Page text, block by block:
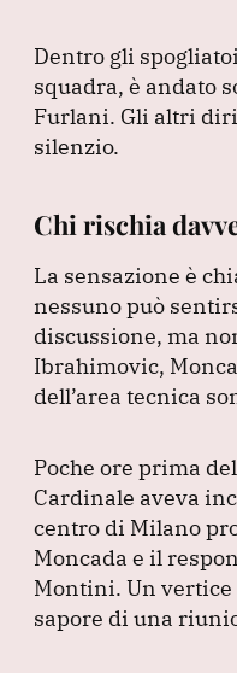
Dentro gli
squadra, è andato
Furlani. Gli altri
silenzio.
Chi rischia
La sensazione è
nessuno può
discussione, ma
Ibrahimovic,
dell’area tecnica
Poche ore prima
Cardinale aveva
centro di Milano
Moncada e il
Montini. Un vertice
sapore di una